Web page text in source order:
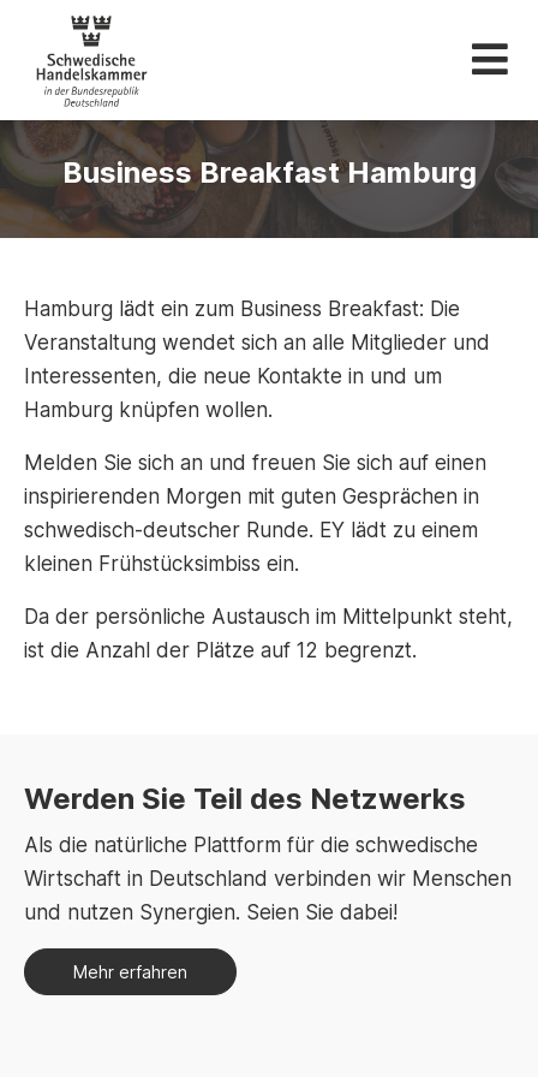
Schwedische
Business Breakfast Hamburg
Hamburg lädt ein zum Business Breakfast: Die
Veranstaltung wendet sich an alle Mitglieder und
Interessenten, die neue Kontakte in und um
Hamburg knüpfen wollen.
Melden Sie sich an und freuen Sie sich auf einen
inspirierenden Morgen mit guten Gesprächen in
schwedisch-deutscher Runde. EY lädt zu einem
kleinen Frühstücksimbiss ein.
Da der persönliche Austausch im Mittelpunkt steht,
ist die Anzahl der Plätze auf 12 begrenzt.
Werden Sie Teil des Netzwerks
Als die natürliche Plattform für die schwedische
Wirtschaft in Deutschland verbinden wir Menschen
und nutzen Synergien. Seien Sie dabei!
Mehr erfahren